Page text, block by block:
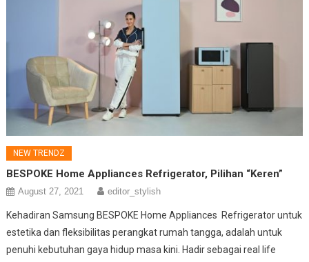
NEW TRENDZ
BESPOKE Home Appliances Refrigerator, Pilihan “Keren”
August 27, 2021 editor_stylish
Kehadiran Samsung BESPOKE Home Appliances Refrigerator untuk
estetika dan fleksibilitas perangkat rumah tangga, adalah untuk
penuhi kebutuhan gaya hidup masa kini. Hadir sebagai real life